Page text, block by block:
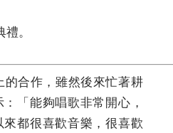
。
合作，雖然後來忙著耕
「能夠唱歌非常開心，
都很喜歡音樂，很喜歡